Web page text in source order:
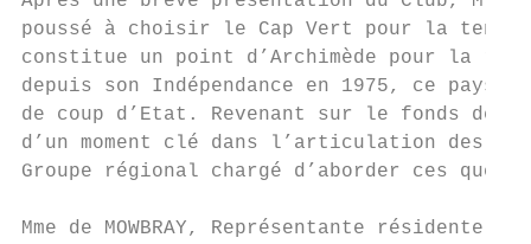
poussé à choisir le Cap Vert pour la tenue
constitue un point d’Archimède pour la
depuis son Indépendance en 1975, ce pays
de coup d’Etat. Revenant sur le fonds
d’un moment clé dans l’articulation des
Groupe régional chargé d’aborder ces
Mme de MOWBRAY, Représentante résidente